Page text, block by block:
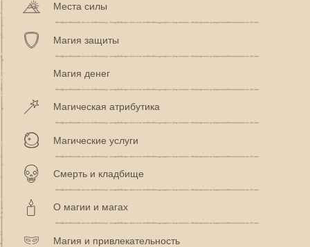
Места силы
Магия защиты
Магия денег
Магическая атрибутика
Магические услуги
Смерть и кладбище
О магии и магах
Магия и привлекательность